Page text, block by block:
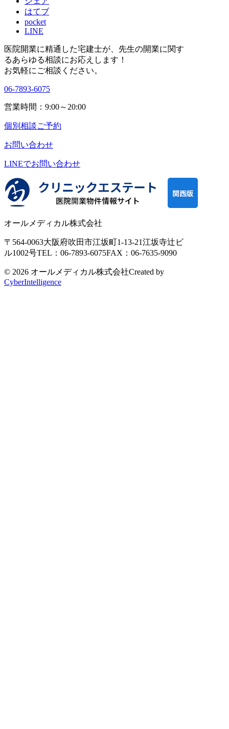
はてブ
pocket
LINE
医院開業に精通した宅建士が、 先生の開業に関す
るあらゆる相談にお応えします！
お気軽にご相談ください。
06-7893-6075
営業時間：9:00～20:00
個別相談ご予約
お問い合わせ
LINEでお問い合わせ
オールメディカル株式会社
〒564-0063大阪府吹田市江坂町1-13-21江坂寺辻ビ
ル1002号TEL：06-7893-6075FAX：06-7635-9090
© 2026 オールメディカル株式会社Created by
CyberIntelligence